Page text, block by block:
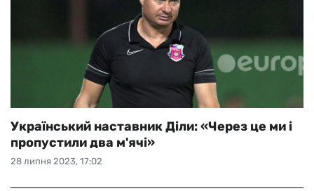
28 липня 2023, 17:02
Український наставник Діли: «Через це ми і
пропустили два м'ячі»